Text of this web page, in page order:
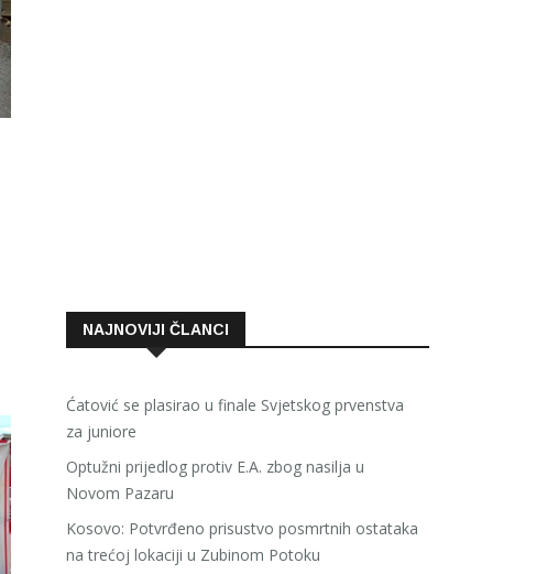
NAJNOVIJI ČLANCI
Ćatović se plasirao u finale Svjetskog prvenstva
za juniore
Optužni prijedlog protiv E.A. zbog nasilja u
Novom Pazaru
Kosovo: Potvrđeno prisustvo posmrtnih ostataka
na trećoj lokaciji u Zubinom Potoku